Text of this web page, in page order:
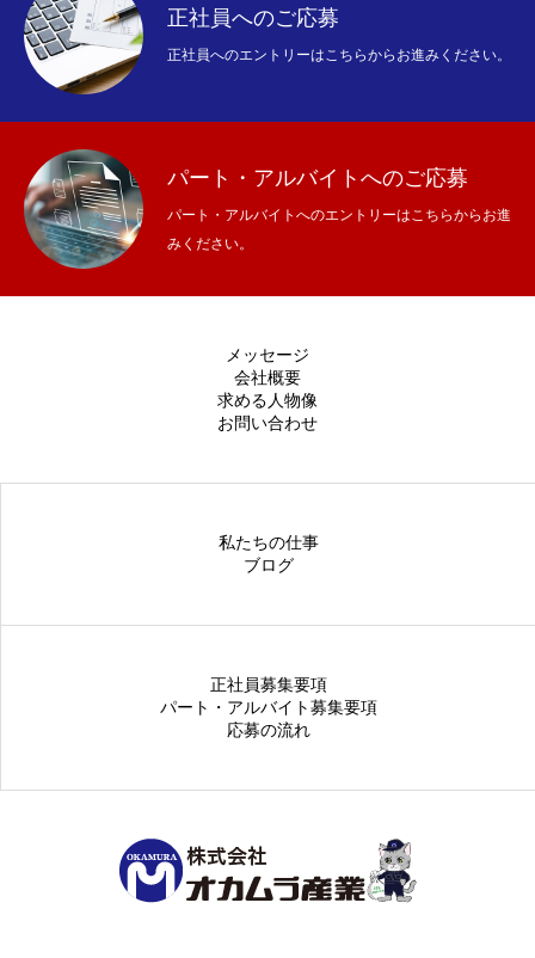
正社員へのご応募
正社員へのエントリーはこちらからお進みください。
パート・アルバイトへのご応募
パート・アルバイトへのエントリーはこちらからお進
みください。
メッセージ
会社概要
求める人物像
お問い合わせ
私たちの仕事
ブログ
正社員募集要項
パート・アルバイト募集要項
応募の流れ